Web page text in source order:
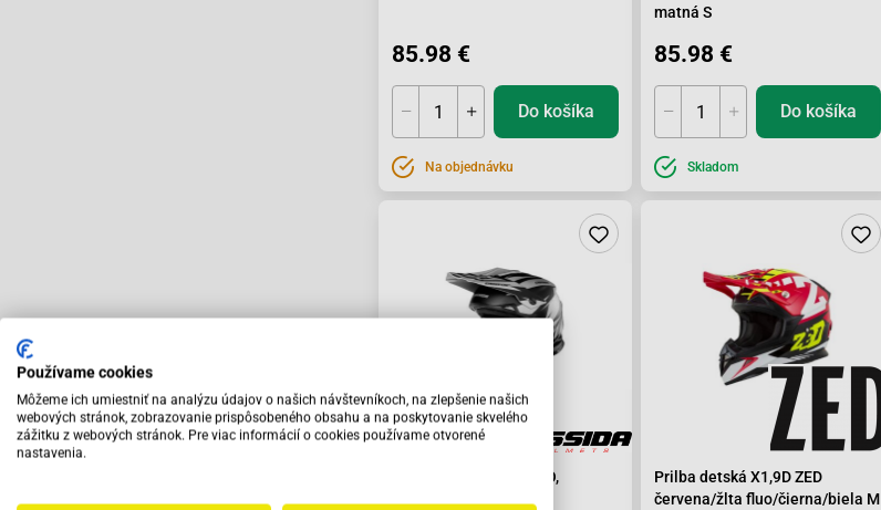
85.98 €
Do košíka
Na objednávku
matná S
85.98 €
Do košíka
Skladom
Prilba CROSS CUP TWO,
Prilba detská X1,9D ZED
červena/žlta fluo/čierna/biela M
Používame cookies
Môžeme ich umiestniť na analýzu údajov o našich návštevníkoch, na zlepšenie našich
webových stránok, zobrazovanie prispôsobeného obsahu a na poskytovanie skvelého
zážitku z webových stránok. Pre viac informácií o cookies používame otvorené
nastavenia.